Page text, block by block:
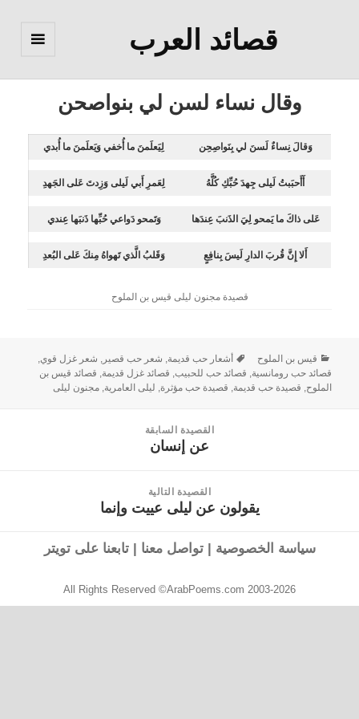
قصائد العرب
وقال نساء لسن لي بنواصحن
وَقالَ نِساءٌ لَسنَ لي بِنَواصِحِن لِيَعلَمنَ ما أُخفي وَيَعلَمنَ ما أُبدي
أَأَحبَبتُ لَيلى جِهدَ حُبِّكِ كُلَّهُ لِعَمرِ أَبي لَيلى وَزِدتَ عَلى الجَهدِ
عَلى ذاكَ ما يَمحو لِيَ الذَنبَ عِندَها وَتَمحو دَواعي حُبِّها ذَنبَها عِندي
أَلا إِنَّ قُربَ الدارِ لَيسَ بِنافِعٍ وَقَلبُ الَّذي تَهواهُ مِنكَ عَلى البُعدِ
قصيدة مجنون ليلى قيس بن الملوح
قيس بن الملوح أشعار حب قديمة, شعر حب قصير, شعر غزل قوي,
قصائد حب رومانسية, قصائد حب للحبيب, قصائد غزل قديمة, قصائد قيس بن
الملوح, قصيدة حب قديمة, قصيدة حب مؤثرة, ليلى العامرية,مجنون ليلى
القصيدة السابقة
عن إنسان
القصيدة التالية
يقولون عن ليلى عييت وإنما
سياسة الخصوصية |تواصل معنا |تابعنا على تويتر
All Rights Reserved ©ArabPoems.com 2003-2026